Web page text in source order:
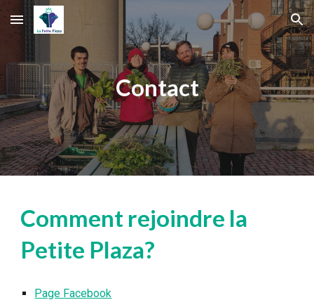
Skip to main content Skip to navigation
Contact
Comment rejoindre la
Petite Plaza?
Page Facebook